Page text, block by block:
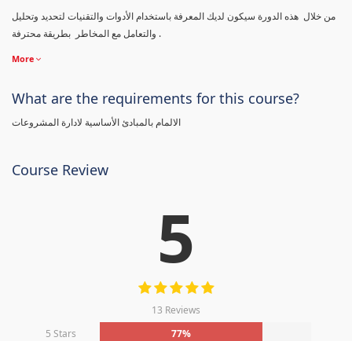
من خلال هذه الدورة سيكون لديك المعرفة باستخدام الأدوات والتقنيات لتحديد وتحليل
والتعامل مع المخاطر بطريقة محترفة .
More
What are the requirements for this course?
الالمام بالمبادئ الأساسية لادارة المشروعات
Course Review
5
13 Reviews
5 Stars
77%